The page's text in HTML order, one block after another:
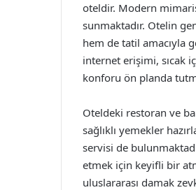
oteldir. Modern
sunmaktadır. Otelin
hem de tatil amacıyla
internet erişimi, sıcak
konforu ön planda
Oteldeki restoran ve
sağlıklı yemekler
servisi de
etmek için keyifli bir
uluslararası damak